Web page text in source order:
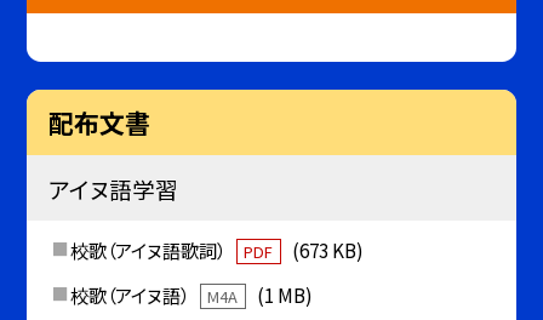
配布文書
アイヌ語学習
校歌（アイヌ語歌詞） PDF
(673 KB)
校歌（アイヌ語）
M4A
(1 MB)